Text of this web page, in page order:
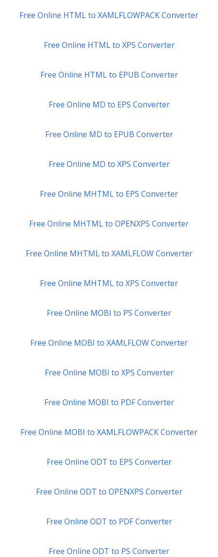
Free Online HTML to XAMLFLOWPACK Converter
Free Online HTML to XPS Converter
Free Online HTML to EPUB Converter
Free Online MD to EPS Converter
Free Online MD to EPUB Converter
Free Online MD to XPS Converter
Free Online MHTML to EPS Converter
Free Online MHTML to OPENXPS Converter
Free Online MHTML to XAMLFLOW Converter
Free Online MHTML to XPS Converter
Free Online MOBI to PS Converter
Free Online MOBI to XAMLFLOW Converter
Free Online MOBI to XPS Converter
Free Online MOBI to PDF Converter
Free Online MOBI to XAMLFLOWPACK Converter
Free Online ODT to EPS Converter
Free Online ODT to OPENXPS Converter
Free Online ODT to PDF Converter
Free Online ODT to PS Converter